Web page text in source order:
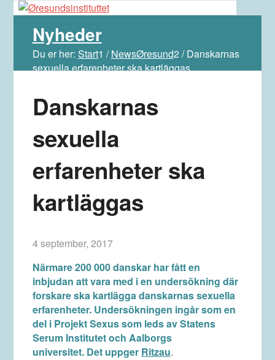
Nyheder
Du er her: Start1 / NewsØresund2 / Danskarnas
sexuella erfarenheter ska kartläggas
Danskarnas
sexuella
erfarenheter ska
kartläggas
4 september, 2017
Närmare 200 000 danskar har fått en
inbjudan att vara med i en undersökning där
forskare ska kartlägga danskarnas sexuella
erfarenheter. Undersökningen ingår som en
del i Projekt Sexus som leds av Statens
Serum Institutet och Aalborgs
universitet. Det uppger Ritzau.